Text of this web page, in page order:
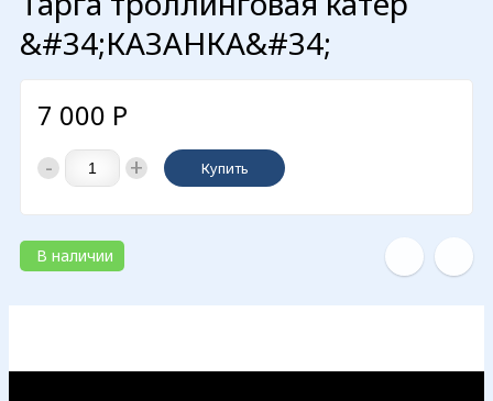
&#34;КАЗАНКА&#34;
7 000 Р
- + Купить
В наличии